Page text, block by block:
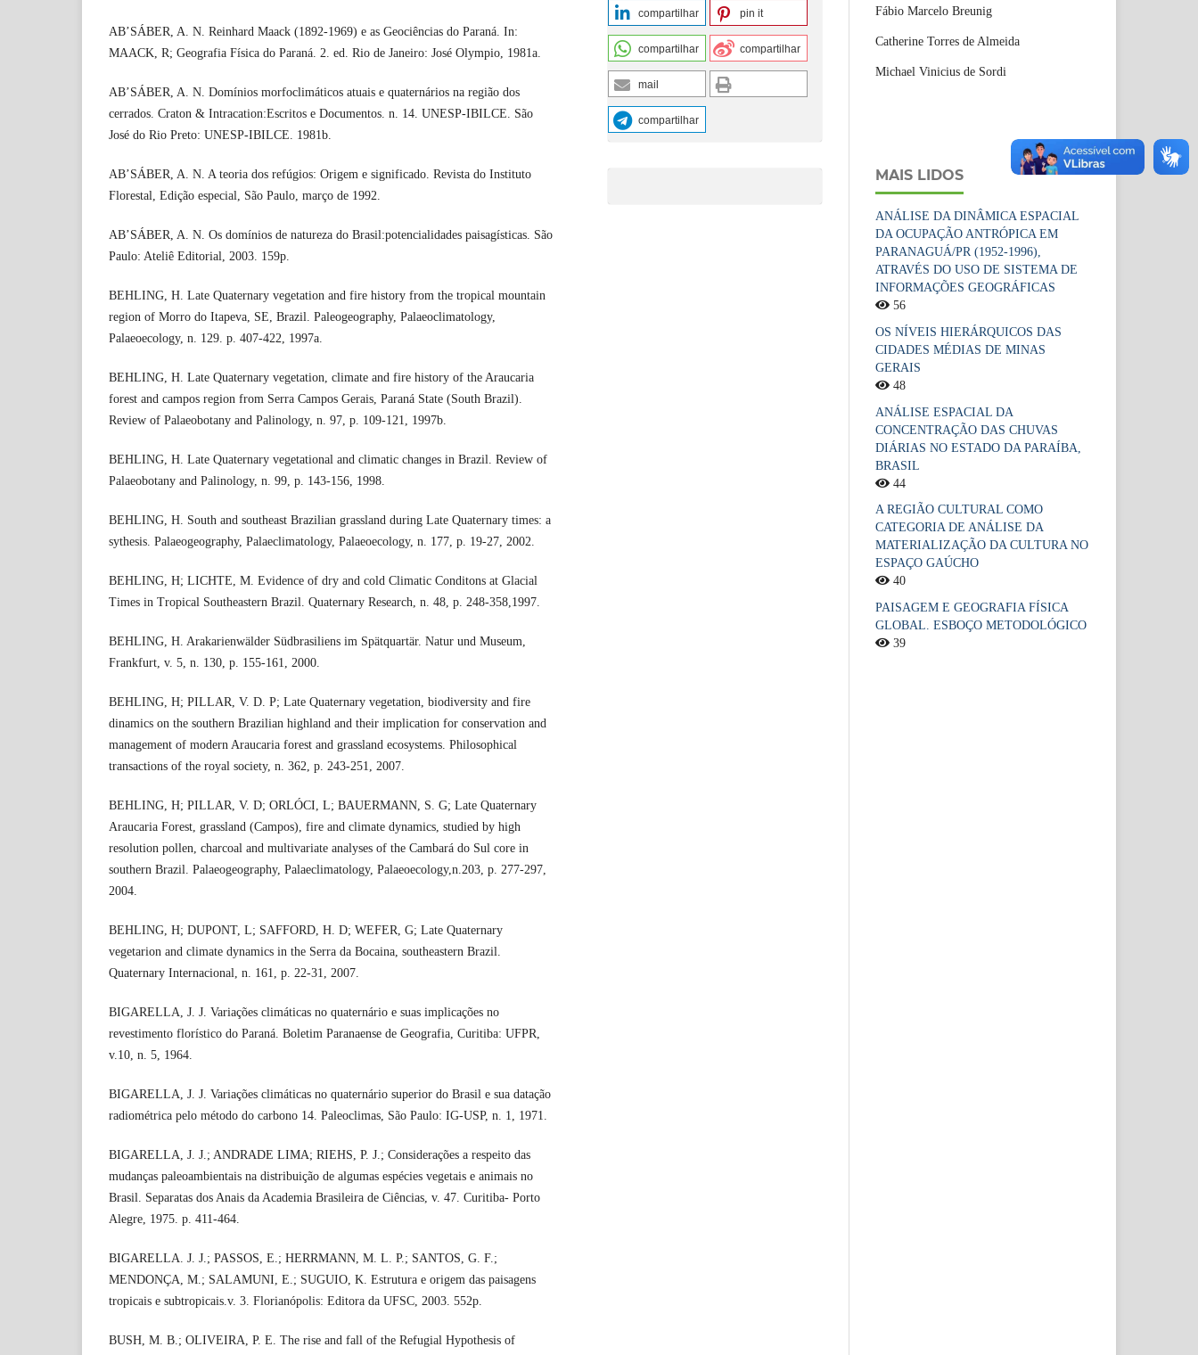
AB’SÁBER, A. N. Reinhard Maack (1892-1969) e as Geociências do Paraná. In:
MAACK, R; Geografia Física do Paraná. 2. ed. Rio de Janeiro: José Olympio, 1981a.
AB’SÁBER, A. N. Domínios morfoclimáticos atuais e quaternários na região dos
cerrados. Craton & Intracation:Escritos e Documentos. n. 14. UNESP-IBILCE. São
José do Rio Preto: UNESP-IBILCE. 1981b.
AB’SÁBER, A. N. A teoria dos refúgios: Origem e significado. Revista do Instituto
Florestal, Edição especial, São Paulo, março de 1992.
AB’SÁBER, A. N. Os domínios de natureza do Brasil:potencialidades paisagísticas. São
Paulo: Ateliê Editorial, 2003. 159p.
BEHLING, H. Late Quaternary vegetation and fire history from the tropical mountain
region of Morro do Itapeva, SE, Brazil. Paleogeography, Palaeoclimatology,
Palaeoecology, n. 129. p. 407-422, 1997a.
BEHLING, H. Late Quaternary vegetation, climate and fire history of the Araucaria
forest and campos region from Serra Campos Gerais, Paraná State (South Brazil).
Review of Palaeobotany and Palinology, n. 97, p. 109-121, 1997b.
BEHLING, H. Late Quaternary vegetational and climatic changes in Brazil. Review of
Palaeobotany and Palinology, n. 99, p. 143-156, 1998.
BEHLING, H. South and southeast Brazilian grassland during Late Quaternary times: a
sythesis. Palaeogeography, Palaeclimatology, Palaeoecology, n. 177, p. 19-27, 2002.
BEHLING, H; LICHTE, M. Evidence of dry and cold Climatic Conditons at Glacial
Times in Tropical Southeastern Brazil. Quaternary Research, n. 48, p. 248-358,1997.
BEHLING, H. Arakarienwälder Südbrasiliens im Spätquartär. Natur und Museum,
Frankfurt, v. 5, n. 130, p. 155-161, 2000.
BEHLING, H; PILLAR, V. D. P; Late Quaternary vegetation, biodiversity and fire
dinamics on the southern Brazilian highland and their implication for conservation and
management of modern Araucaria forest and grassland ecosystems. Philosophical
transactions of the royal society, n. 362, p. 243-251, 2007.
BEHLING, H; PILLAR, V. D; ORLÓCI, L; BAUERMANN, S. G; Late Quaternary
Araucaria Forest, grassland (Campos), fire and climate dynamics, studied by high
resolution pollen, charcoal and multivariate analyses of the Cambará do Sul core in
southern Brazil. Palaeogeography, Palaeclimatology, Palaeoecology,n.203, p. 277-297,
2004.
BEHLING, H; DUPONT, L; SAFFORD, H. D; WEFER, G; Late Quaternary
vegetarion and climate dynamics in the Serra da Bocaina, southeastern Brazil.
Quaternary Internacional, n. 161, p. 22-31, 2007.
BIGARELLA, J. J. Variações climáticas no quaternário e suas implicações no
revestimento florístico do Paraná. Boletim Paranaense de Geografia, Curitiba: UFPR,
v.10, n. 5, 1964.
BIGARELLA, J. J. Variações climáticas no quaternário superior do Brasil e sua datação
radiométrica pelo método do carbono 14. Paleoclimas, São Paulo: IG-USP, n. 1, 1971.
BIGARELLA, J. J.; ANDRADE LIMA; RIEHS, P. J.; Considerações a respeito das
mudanças paleoambientais na distribuição de algumas espécies vegetais e animais no
Brasil. Separatas dos Anais da Academia Brasileira de Ciências, v. 47. Curitiba- Porto
Alegre, 1975. p. 411-464.
BIGARELLA. J. J.; PASSOS, E.; HERRMANN, M. L. P.; SANTOS, G. F.;
MENDONÇA, M.; SALAMUNI, E.; SUGUIO, K. Estrutura e origem das paisagens
tropicais e subtropicais.v. 3. Florianópolis: Editora da UFSC, 2003. 552p.
BUSH, M. B.; OLIVEIRA, P. E. The rise and fall of the Refugial Hypothesis of
compartilhar pin it
compartilhar compartilhar
mail
compartilhar
Fábio Marcelo Breunig
Catherine Torres de Almeida
Michael Vinicius de Sordi
MAIS LIDOS
ANÁLISE DA DINÂMICA ESPACIAL
DA OCUPAÇÃO ANTRÓPICA EM
PARANAGUÁ/PR (1952-1996),
ATRAVÉS DO USO DE SISTEMA DE
INFORMAÇÕES GEOGRÁFICAS
56
OS NÍVEIS HIERÁRQUICOS DAS
CIDADES MÉDIAS DE MINAS
GERAIS
48
ANÁLISE ESPACIAL DA
CONCENTRAÇÃO DAS CHUVAS
DIÁRIAS NO ESTADO DA PARAÍBA,
BRASIL
44
A REGIÃO CULTURAL COMO
CATEGORIA DE ANÁLISE DA
MATERIALIZAÇÃO DA CULTURA NO
ESPAÇO GAÚCHO
40
PAISAGEM E GEOGRAFIA FÍSICA
GLOBAL. ESBOÇO METODOLÓGICO
39